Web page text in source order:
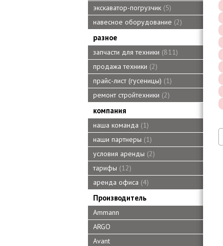
экскаватор-погрузчик 5
навесное оборудование 2
разное
запчасти для техники 811
продажа техники 2
прайс-лист (гусеницы)
1
ремонт стройтехники 2
компания
наша команда
1
наши партнеры
1
условия аренды 2
тарифы
12
аренда офиса 4
Производитель
Ammann
ARGO
Avant